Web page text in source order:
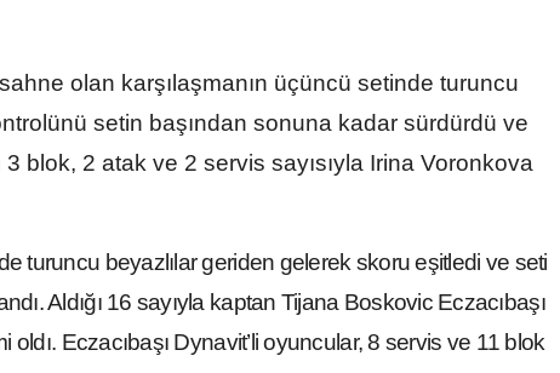
olan karşılaşmanın üçüncü setinde turuncu
setin başından sonuna kadar sürdürdü ve
3 blok, 2 atak ve 2 servis sayısıyla Irina Voronkova
turuncu beyazlılar geriden gelerek skoru eşitledi ve seti
Aldığı 16 sayıyla kaptan Tijana Boskovic Eczacıbaşı
oldı. Eczacıbaşı Dynavit’li oyuncular, 8 servis ve 11 blok